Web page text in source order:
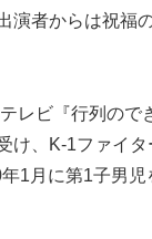
演者からは祝福
レビ『行列ので
け、K-1ファイ
1月に第1子男児